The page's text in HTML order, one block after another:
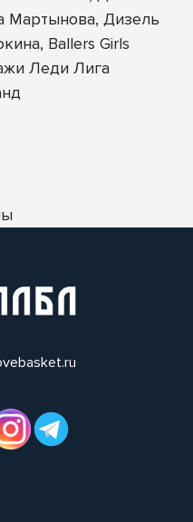
Мартынова, Дизель
Ballers Girls
Леди Лига